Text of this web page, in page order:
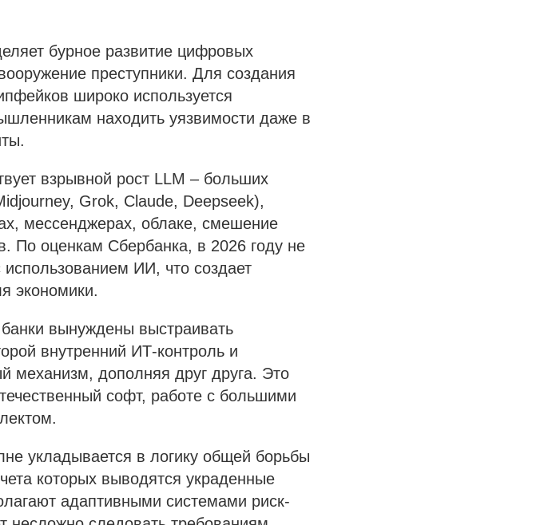
бурное развитие цифровых
преступники. Для создания
широко используется
находить уязвимости даже в
взрывной рост LLM – больших
Grok, Claude, Deepseek),
мессенджерах, облаке, смешение
По оценкам Сбербанка, в 2026 году не
ИИ, что создает
экономики.
вынуждены выстраивать
внутренний ИТ-контроль и
механизм, дополняя друг друга. Это
софт, работе с большими
укладывается в логику общей борьбы
которых выводятся украденные
адаптивными системами риск-